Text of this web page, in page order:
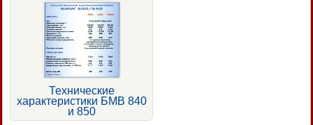
Технические
характеристики БМВ 840
и 850